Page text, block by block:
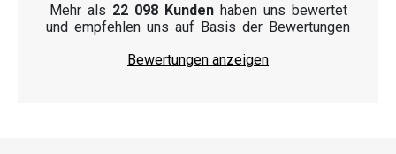
Mehr als 22 098 Kundenhaben uns bewertet
und empfehlen uns auf Basis der Bewertungen
Bewertungen anzeigen